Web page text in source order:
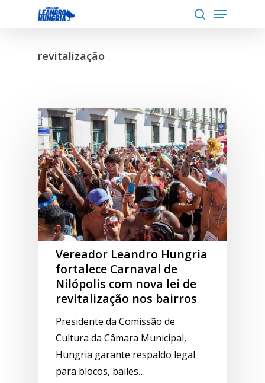
Menu
revitalização
Vereador Leandro Hungria
fortalece Carnaval de
Nilópolis com nova lei de
revitalização nos bairros
Presidente da Comissão de
Cultura da Câmara Municipal,
Hungria garante respaldo legal
para blocos, bailes…